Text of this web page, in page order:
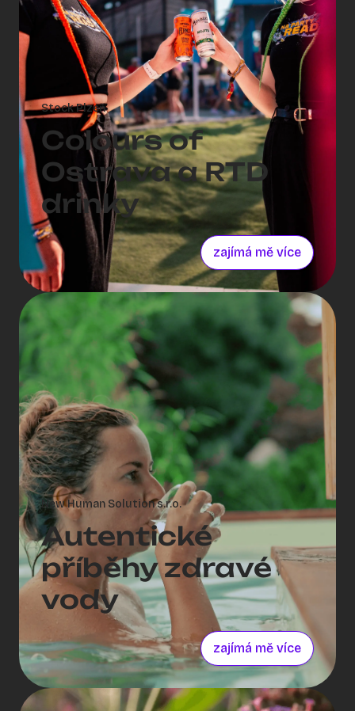
Stock Plzeň
Colours of
Ostrava a RTD
drinky
zajímá mě více
New Human Solution s.r.o.
Autentické
příběhy zdravé
vody
zajímá mě více